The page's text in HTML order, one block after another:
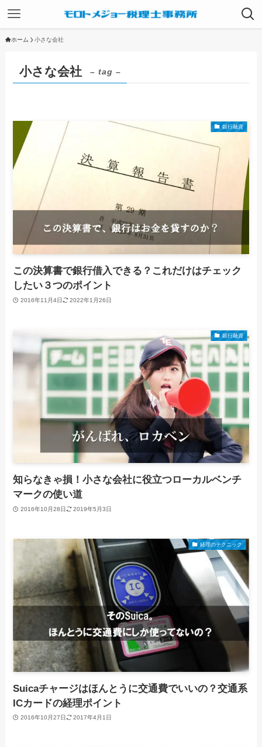
ホーム 小さな会社
小さな会社 – tag –
銀行融資
この決算書で銀行借入できる？これだけはチェック
したい３つのポイント
2016年11月4日 2022年1月26日
銀行融資
知らなきゃ損！小さな会社に役立つローカルベンチ
マークの使い道
2016年10月28日 2019年5月3日
経理のテクニック
Suicaチャージはほんとうに交通費でいいの？交通系
ICカードの経理ポイント
2016年10月27日 2017年4月1日